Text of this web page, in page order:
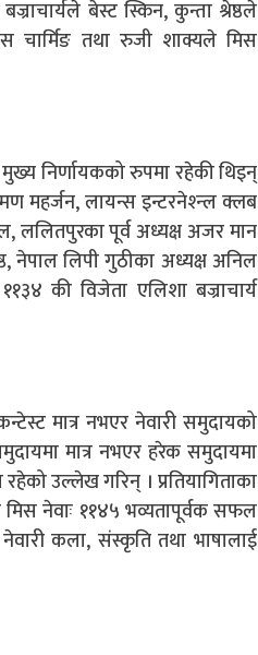
बेस्ट स्किन, कुन्ता श्रेष्ठले
चार्मिङ तथा रुजी शाक्यले मिस
मुख्य निर्णायकको रुपमा रहेकी थिइन्
महर्जन, लायन्स इन्टरनेश्न्ल क्लब
ललितपुरका पूर्व अध्यक्ष अजर मान
नेपाल लिपी गुठीका अध्यक्ष अनिल
की विजेता एलिशा बज्राचार्य
मात्र नभएर नेवारी समुदायको
मात्र नभएर हरेक समुदायमा
उल्लेख गरिन् । प्रतियागिताका
नेवाः ११४५ भव्यतापूर्वक सफल
कला, संस्कृति तथा भाषालाई